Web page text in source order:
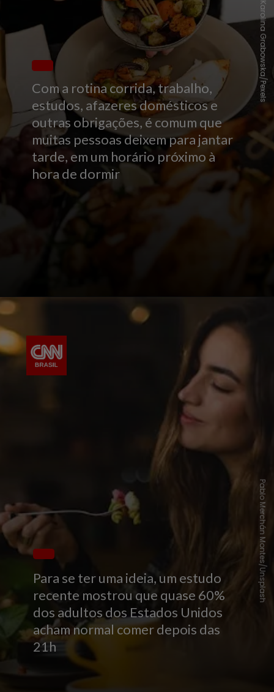
Com a rotina corrida, trabalho,
estudos, afazeres domésticos e
outras obrigações, é comum que
muitas pessoas deixem para jantar
tarde, em um horário próximo à
hora de dormir
Karolina Grabowska/Pexels
Para se ter uma ideia, um estudo
recente mostrou que quase 60%
dos adultos dos Estados Unidos
acham normal comer depois das
21h
Pablo Merchán Montes/Unsplash